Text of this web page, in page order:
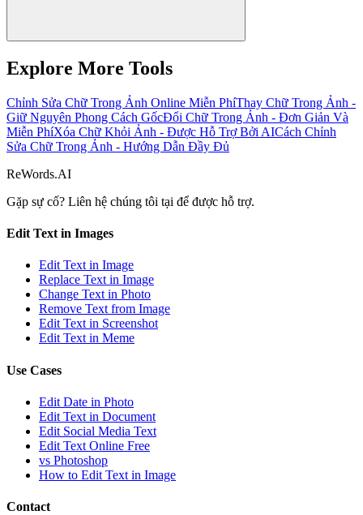
Explore More Tools
Chỉnh Sửa Chữ Trong Ảnh Online Miễn PhíThay Chữ Trong Ảnh -
Giữ Nguyên Phong Cách GốcĐổi Chữ Trong Ảnh - Đơn Giản Và
Miễn PhíXóa Chữ Khỏi Ảnh - Được Hỗ Trợ Bởi AICách Chỉnh
Sửa Chữ Trong Ảnh - Hướng Dẫn Đầy Đủ
ReWords.AI
Gặp sự cố? Liên hệ chúng tôi tại để được hỗ trợ.
Edit Text in Images
Edit Text in Image
Replace Text in Image
Change Text in Photo
Remove Text from Image
Edit Text in Screenshot
Edit Text in Meme
Use Cases
Edit Date in Photo
Edit Text in Document
Edit Social Media Text
Edit Text Online Free
vs Photoshop
How to Edit Text in Image
Contact